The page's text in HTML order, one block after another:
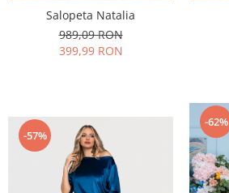
Salopeta Natalia
989,09 RON
399,99 RON
-57%
-62%